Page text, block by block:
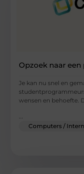
Opzoek naar
Je kan nu snel en
wensen en behoefte.
Computers /